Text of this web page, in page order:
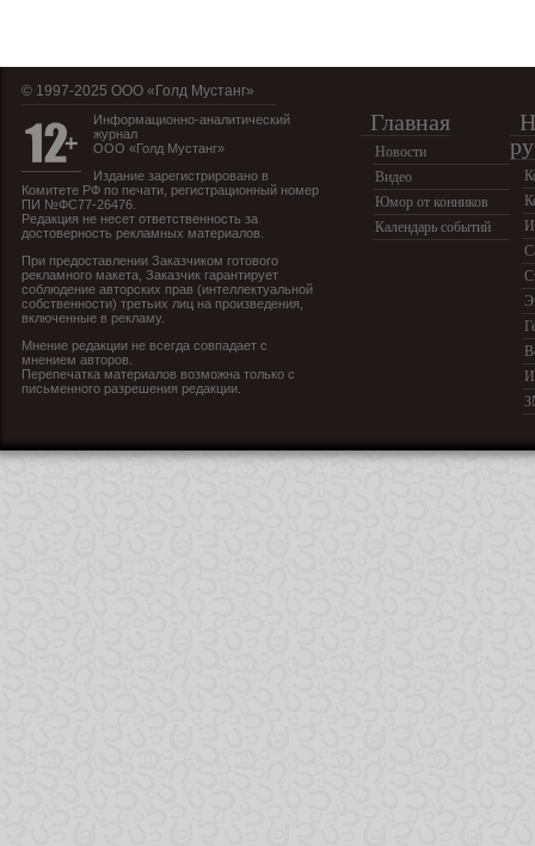
© 1997-2025 OOO «Голд Мустанг»
Информационно-аналитический
журнал
ООО «Голд Мустанг»
Издание зарегистрировано в
Комитете РФ по печати, регистрационный номер
ПИ №ФС77-26476.
Редакция не несет ответственность за
достоверность рекламных материалов.
При предоставлении Заказчиком готового
рекламного макета, Заказчик гарантирует
соблюдение авторских прав (интеллектуальной
собственности) третьих лиц на произведения,
включенные в рекламу.
Мнение редакции не всегда совпадает с
мнением авторов.
Перепечатка материалов возможна только с
письменного разрешения редакции.
Главная
Новости
Видео
Юмор от конников
Календарь событий